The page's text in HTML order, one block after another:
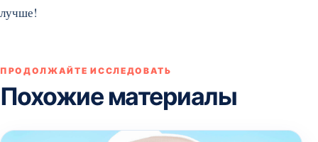
лучше!
ПРОДОЛЖАЙТЕ ИССЛЕДОВАТЬ
Похожие материалы